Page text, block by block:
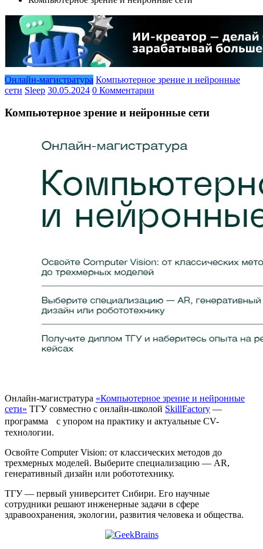
Онлайн-магистратура Компьютерное зрение и нейронные
сети Sleep 30.05.2024 0 Комментарии
Компьютерное зрение и нейронные сети
Онлайн-магистратура «Компьютерное зрение и нейронные
сети» ТГУ совместно с онлайн-школой SkillFactory —
программа с упором на практику и актуальные CV-
технологии.
Освойте Computer Vision: от классических методов до
трехмерных моделей. Выберите специализацию — AR,
генеративный дизайн или робототехнику.
ТГУ — первый университет Сибири. Его научные
сотрудники решают инженерные задачи в сфере
здравоохранения, экологии, развития человека и общества.